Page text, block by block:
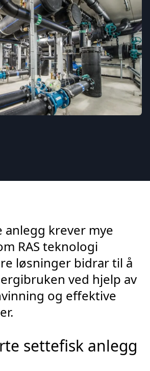
anlegg krever mye
RAS teknologi
løsninger bidrar til å
ved hjelp av
og effektive
settefisk anlegg